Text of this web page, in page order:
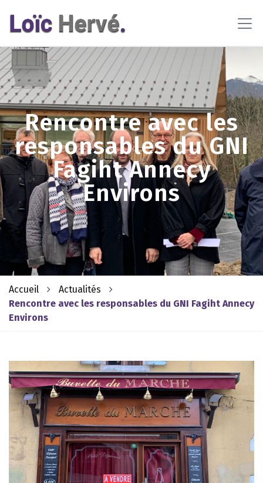
Rencontre avec les
responsables du GNI
Fagiht Annecy
Environs
Accueil
Actualités
Rencontre avec les responsables du GNI Fagiht Annecy
Environs
l'utilisation de cookies pour vous proposer des contenus et
services adaptés